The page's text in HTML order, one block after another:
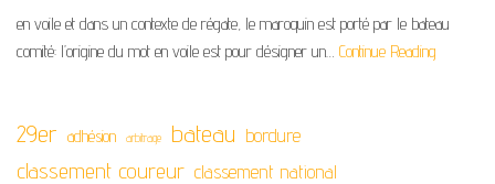
en voile et dans un contexte de régate, le maroquin est porté par le bateau
comité: l’origine du mot en voile est pour désigner un… Continue Reading
29er adhésion arbitrage bateau bordure
classement coureur classement national